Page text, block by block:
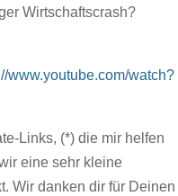
Wirtschaftscrash?
www.youtube.com/watch?
Links, (*) die mir helfen
eine sehr kleine
Wir danken dir für Deinen